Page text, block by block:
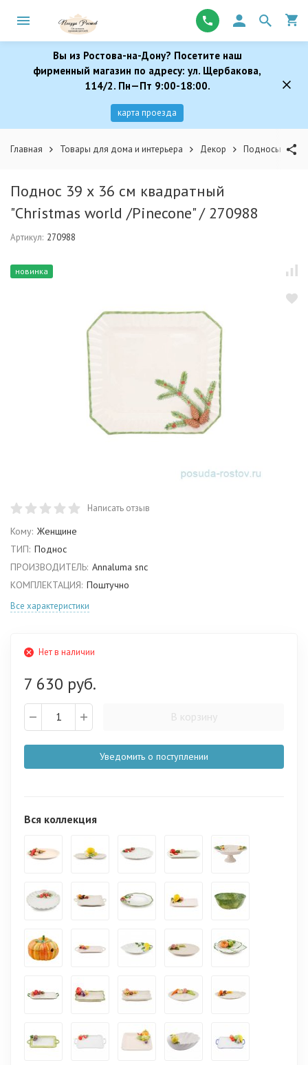
Вы из Ростова-на-Дону? Посетите наш
фирменный магазин по адресу: ул. Щербакова,
114/2. Пн—Пт 9:00-18:00.
карта проезда
Главная Товары для дома и интерьера Декор Подносы
Поднос 39 х 36 см квадратный
"Christmas world /Pinecone" / 270988
Артикул: 270988
новинка
Написать отзыв
Кому: Женщине
ТИП: Поднос
ПРОИЗВОДИТЕЛЬ: Annaluma snc
КОМПЛЕКТАЦИЯ: Поштучно
Все характеристики
Нет в наличии
7 630 руб.
В корзину
Уведомить о поступлении
Вся коллекция